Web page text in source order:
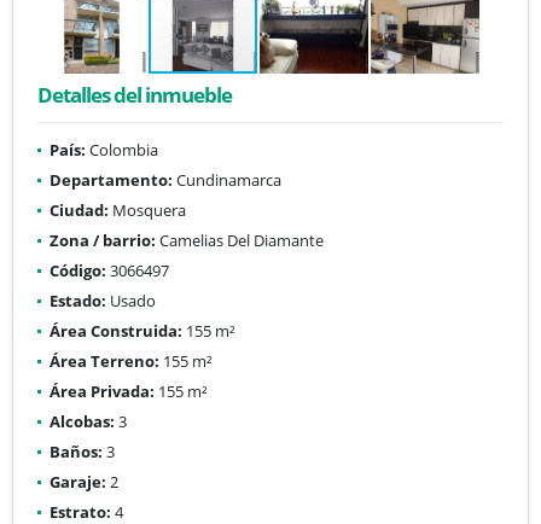
Detalles del inmueble
País: Colombia
Departamento: Cundinamarca
Ciudad: Mosquera
Zona / barrio: Camelias Del Diamante
Código: 3066497
Estado: Usado
Área Construida: 155 m²
Área Terreno: 155 m²
Área Privada: 155 m²
Alcobas: 3
Baños: 3
Garaje: 2
Estrato: 4